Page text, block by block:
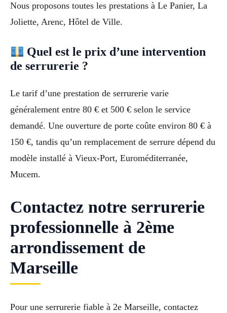
Nous proposons toutes les prestations à Le Panier, La
Joliette, Arenc, Hôtel de Ville.
Quel est le prix d’une intervention
de serrurerie ?
Le tarif d’une prestation de serrurerie varie
généralement entre 80 € et 500 € selon le service
demandé. Une ouverture de porte coûte environ 80 € à
150 €, tandis qu’un remplacement de serrure dépend du
modèle installé à Vieux-Port, Euroméditerranée,
Mucem.
Contactez notre serrurerie
professionnelle à 2ème
arrondissement de
Marseille
Pour une serrurerie fiable à 2e Marseille, contactez